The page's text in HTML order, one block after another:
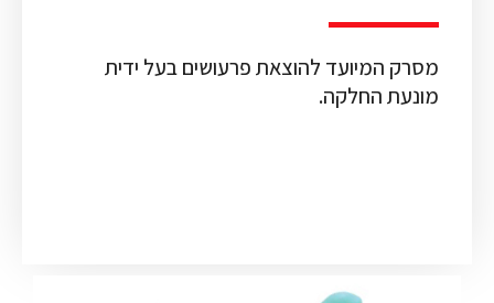
מסרק המיועד להוצאת פרעושים בעל ידית
מונעת החלקה.